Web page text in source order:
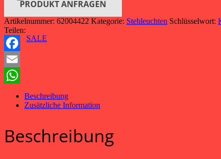
SALE
PRODUKT ANFRAGEN
Artikelnummer: 62004422 Kategorie: Stehleuchten Schlüsselwort:
Teilen:
Facebook
Email
WhatsApp
Beschreibung
Zusätzliche Information
Beschreibung